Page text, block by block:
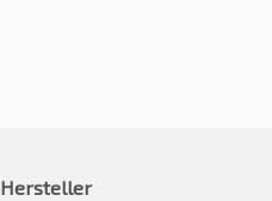
Hersteller